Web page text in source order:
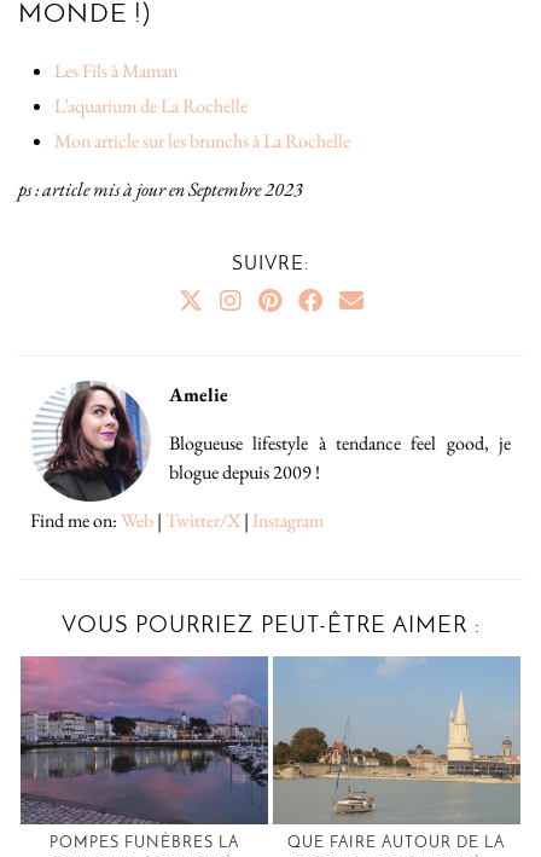
MONDE !)
Les Fils à Maman
L’aquarium de La Rochelle
Mon article sur les brunchs à La Rochelle
ps : article mis à jour en Septembre 2023
SUIVRE:
Amelie
Blogueuse lifestyle à tendance feel good, je
blogue depuis 2009 !
Find me on:Web|Twitter/X| Instagram
VOUS POURRIEZ PEUT-ÊTRE AIMER :
POMPES FUNÈBRES LA
QUE FAIRE AUTOUR DE LA